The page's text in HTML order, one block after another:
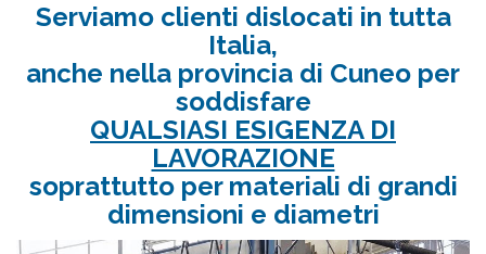
Serviamo clienti dislocati in tutta
Italia,
anche nella provincia di Cuneo per
soddisfare
QUALSIASI ESIGENZA DI
LAVORAZIONE
soprattutto per materiali di grandi
dimensioni e diametri